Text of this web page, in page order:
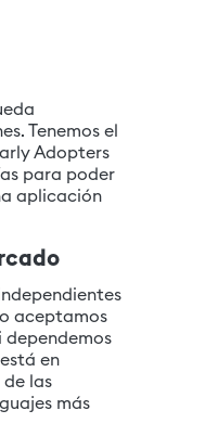
Tenemos el
Adopters
para poder
aplicación
aceptamos
en
las
más